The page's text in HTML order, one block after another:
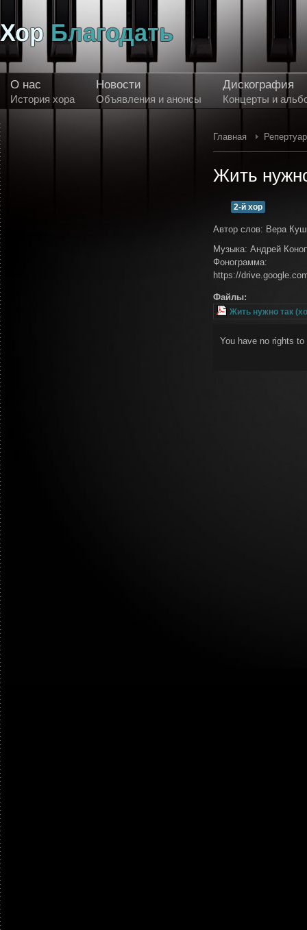
О нас
История хора
Новости
Объявления и анонсы
Дискография
Концерты и
Главная Репертуар
Жить
2-й хор
Автор слов: Вера
Музыка: Андрей
Фонограмма:
https://
Файлы:
Жить нужно так
You have no rights